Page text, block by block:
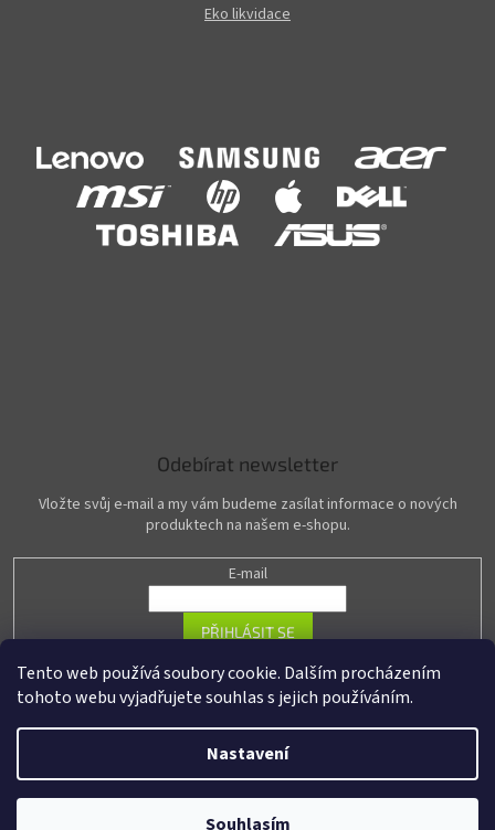
Tento web používá soubory cookie. Dalším procházením
tohoto webu vyjadřujete souhlas s jejich používáním.
Nastavení
Souhlasím
Eko likvidace
Odebírat newsletter
Vložte svůj e-mail a my vám budeme zasílat informace o nových
produktech na našem e-shopu.
E-mail
PŘIHLÁSIT SE
Vytvořil Shoptet
Copyright 2026
Upravit nastavení